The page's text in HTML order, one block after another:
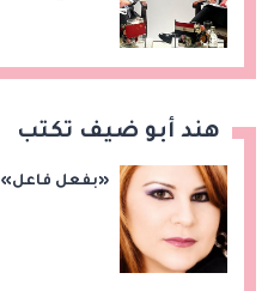
هند أبو ضيف تكتب
«بفعل فاعل»